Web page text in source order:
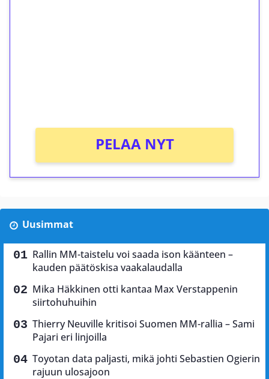
PELAA NYT
Uusimmat
Rallin MM-taistelu voi saada ison käänteen –
kauden päätöskisa vaakalaudalla
Mika Häkkinen otti kantaa Max Verstappenin
siirtohuhuihin
Thierry Neuville kritisoi Suomen MM-rallia – Sami
Pajari eri linjoilla
Toyotan data paljasti, mikä johti Sebastien Ogierin
rajuun ulosajoon